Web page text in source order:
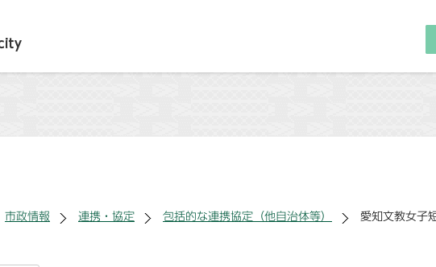
市政情報 連携・協定 包括的な連携協定（他自治体等） 愛知文教女子